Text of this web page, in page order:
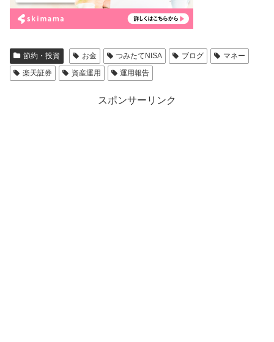
節約・投資 お金 つみたてNISA ブログ
マネー
楽天証券
資産運用 運用報告
スポンサーリンク